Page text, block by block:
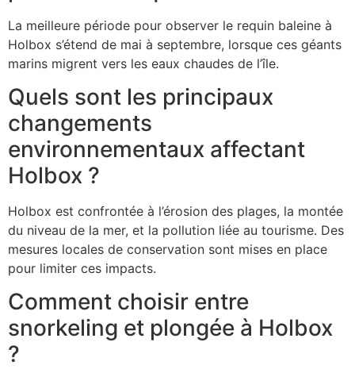
La meilleure période pour observer le requin baleine à
Holbox s’étend de mai à septembre, lorsque ces géants
marins migrent vers les eaux chaudes de l’île.
Quels sont les principaux
changements
environnementaux affectant
Holbox ?
Holbox est confrontée à l’érosion des plages, la montée
du niveau de la mer, et la pollution liée au tourisme. Des
mesures locales de conservation sont mises en place
pour limiter ces impacts.
Comment choisir entre
snorkeling et plongée à Holbox
?